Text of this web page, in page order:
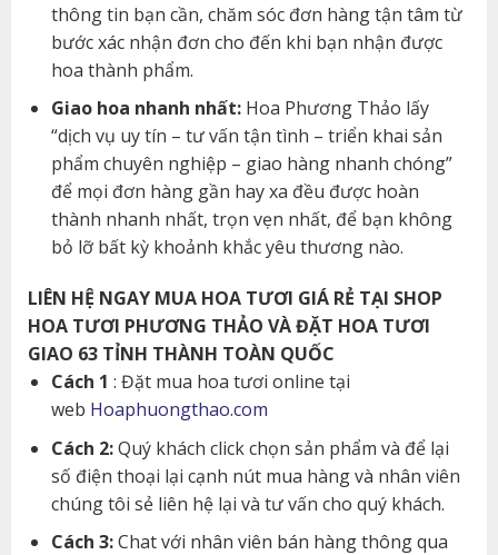
thông tin bạn cần, chăm sóc đơn hàng tận tâm từ
bước xác nhận đơn cho đến khi bạn nhận được
hoa thành phẩm.
Giao hoa nhanh nhất:Hoa Phương Thảo lấy
“dịch vụ uy tín – tư vấn tận tình – triển khai sản
phẩm chuyên nghiệp – giao hàng nhanh chóng”
để mọi đơn hàng gần hay xa đều được hoàn
thành nhanh nhất, trọn vẹn nhất, để bạn không
bỏ lỡ bất kỳ khoảnh khắc yêu thương nào.
LIÊN HỆ NGAY MUA HOA TƯƠI GIÁ RẺ TẠI SHOP
HOA TƯƠI PHƯƠNG THẢO VÀ ĐẶT HOA TƯƠI
GIAO 63 TỈNH THÀNH TOÀN QUỐC
Cách 1 : Đặt mua hoa tươi online tại
web Hoaphuongthao.com
Cách 2:Quý khách click chọn sản phẩm và để lại
số điện thoại lại cạnh nút mua hàng và nhân viên
chúng tôi sẻ liên hệ lại và tư vấn cho quý khách.
Cách 3:Chat với nhân viên bán hàng thông qua